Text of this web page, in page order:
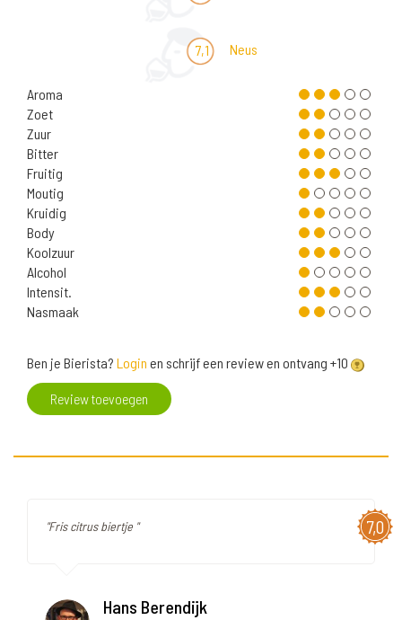
7,1 Neus
Aroma
Zoet
Zuur
Bitter
Fruitig
Moutig
Kruidig
Body
Koolzuur
Alcohol
Intensit.
Nasmaak
Ben je Bierista? Login en schrijf een review en ontvang +10
Review toevoegen
7,0
"Fris citrus biertje "
Hans Berendijk